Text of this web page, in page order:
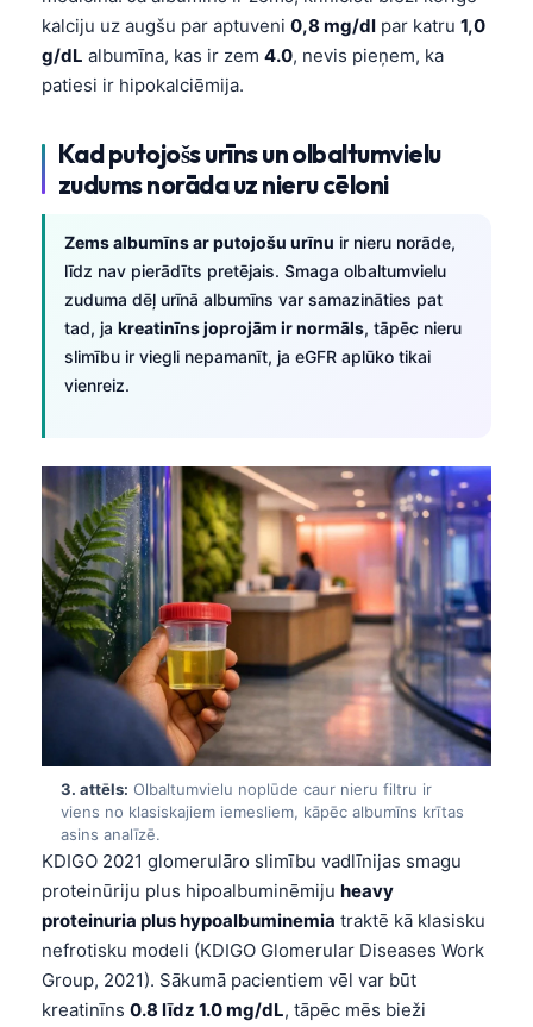
kalciju uz augšu par aptuveni 0,8 mg/dl par katru 1,0
g/dL albumīna, kas ir zem 4.0, nevis pieņem, ka
patiesi ir hipokalciēmija.
Kad putojošs urīns un olbaltumvielu
zudums norāda uz nieru cēloni
Zems albumīns ar putojošu urīnu ir nieru norāde,
līdz nav pierādīts pretējais. Smaga olbaltumvielu
zuduma dēļ urīnā albumīns var samazināties pat
tad, ja kreatinīns joprojām ir normāls, tāpēc nieru
slimību ir viegli nepamanīt, ja eGFR aplūko tikai
vienreiz.
3. attēls: Olbaltumvielu noplūde caur nieru filtru ir
viens no klasiskajiem iemesliem, kāpēc albumīns krītas
asins analīzē.
KDIGO 2021 glomerulāro slimību vadlīnijas smagu
proteinūriju plus hipoalbuminēmiju heavy
proteinuria plus hypoalbuminemia traktē kā klasisku
nefrotisku modeli (KDIGO Glomerular Diseases Work
Group, 2021). Sākumā pacientiem vēl var būt
kreatinīns 0.8 līdz 1.0 mg/dL, tāpēc mēs bieži